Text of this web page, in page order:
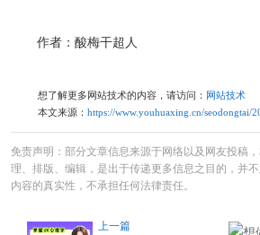
作者：酸梅干超人
想了解更多网站技术的内容，请访问： 网站技术
本文来源： https://www.youhuaxing.cn/seodongtai/
免责声明：部分文章信息来源于网络以及网友投稿
理、排版、编辑，是出于传递更多信息之目的，并
内容的真实性，不承担任何法律责任。
上一篇